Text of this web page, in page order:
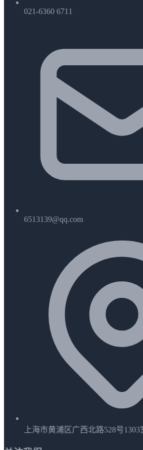
021-6360 6711
6513139@qq.com
上海市黄浦区广西北路528号1303